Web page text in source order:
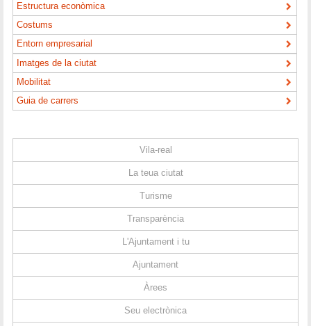
Estructura econòmica
Costums
Entorn empresarial
Imatges de la ciutat
Mobilitat
Guia de carrers
Vila-real
La teua ciutat
Turisme
Transparència
L'Ajuntament i tu
Ajuntament
Àrees
Seu electrònica